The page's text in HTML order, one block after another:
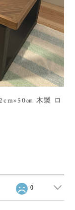
㎝ 木製 ロ
0